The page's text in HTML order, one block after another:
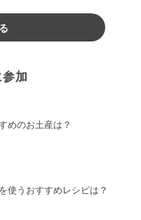
加
めのお土産は？
使うおすすめレシピは？